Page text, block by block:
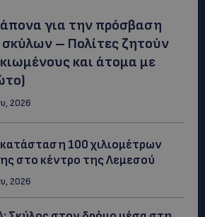
για την πρόσβαση
– Πολίτες ζητούν
και άτομα με
2026
100 χιλιομέτρων
στο κέντρο της Λεμεσού
2026